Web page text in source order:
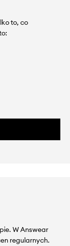
to, co
W Answear
regularnych.